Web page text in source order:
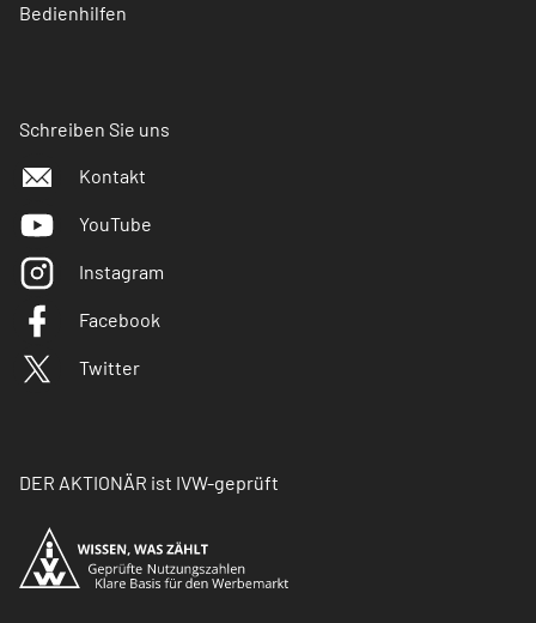
Bedienhilfen
Schreiben Sie uns
Kontakt
YouTube
Instagram
Facebook
Twitter
DER AKTIONÄR ist IVW-geprüft